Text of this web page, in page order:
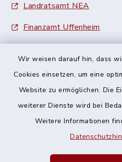
Wir weisen darauf hin, dass
Cookies einsetzen, um eine
Website zu ermöglichen. Die
weiterer Dienste wird bei
Weitere Informationen
Landratsamt NEA
Finanzamt Uffenheim